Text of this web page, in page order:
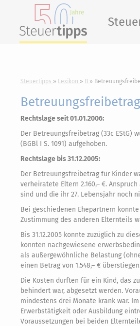
Steuertipps Lexikon B
Betreuungsfreibetrag
Rechtslage seit 01.01.2006:
Der Betreuungsfreibetrag (33c EStG)
(BGBl I S. 1091) aufgehoben.
Rechtslage bis 31.12.2005:
Der Betreuungsfreibetrag für Kinder
verheiratete Eltern 2.160,– €.
sind und die ihr 27. Lebensjahr noch
Bei geschiedenen Ehepartnern
Zustimmung des anderen Elternteils
Bis 31.12.2005 konnte zuzüglich zu
konnten nachgewiesene
als außergewöhnliche Belastung
einen Betrag von 1.548,– €
Die Kosten durften für ein Kind, das
behindert war, abgesetzt werden.
mindestens drei Monate krank war.
Erwerbstätigkeit oder Ausbildung
Voraussetzungen bei beiden